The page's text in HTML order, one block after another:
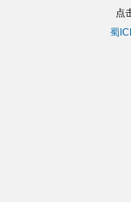
点
蜀